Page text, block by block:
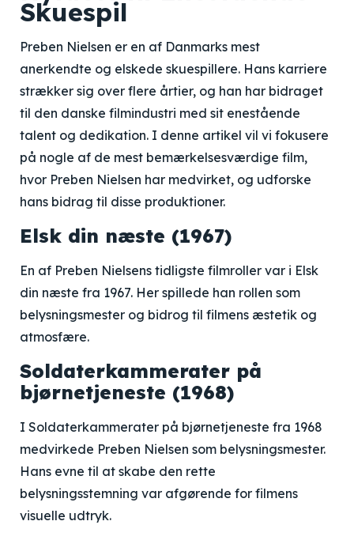
Skuespil
Preben Nielsen er en af Danmarks mest
anerkendte og elskede skuespillere. Hans karriere
strækker sig over flere årtier, og han har bidraget
til den danske filmindustri med sit enestående
talent og dedikation. I denne artikel vil vi fokusere
på nogle af de mest bemærkelsesværdige film,
hvor Preben Nielsen har medvirket, og udforske
hans bidrag til disse produktioner.
Elsk din næste (1967)
En af Preben Nielsens tidligste filmroller var i Elsk
din næste fra 1967. Her spillede han rollen som
belysningsmester og bidrog til filmens æstetik og
atmosfære.
Soldaterkammerater på
bjørnetjeneste (1968)
I Soldaterkammerater på bjørnetjeneste fra 1968
medvirkede Preben Nielsen som belysningsmester.
Hans evne til at skabe den rette
belysningsstemning var afgørende for filmens
visuelle udtryk.